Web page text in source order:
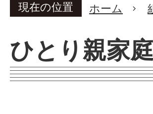
現在の位置 ホーム
ひとり親家